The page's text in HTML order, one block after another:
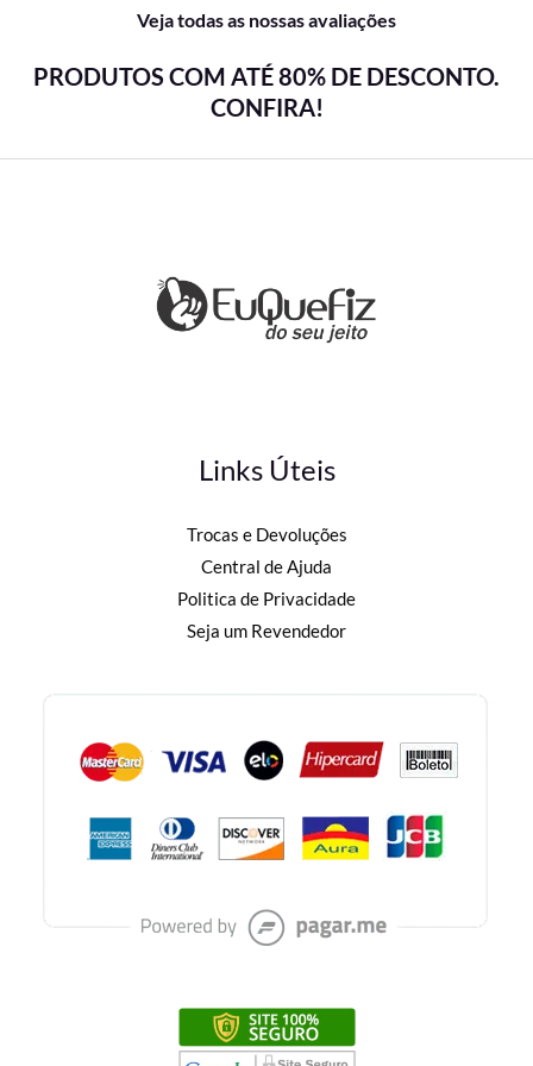
Veja todas as nossas avaliações
PRODUTOS COM ATÉ 80% DE DESCONTO.
CONFIRA!
Links Úteis
Trocas e Devoluções
Central de Ajuda
Politica de Privacidade
Seja um Revendedor